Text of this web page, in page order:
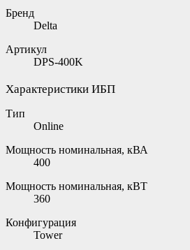
Бренд
Delta
Артикул
DPS-400K
Характеристики ИБП
Тип
Online
Мощность номинальная, кВА
400
Мощность номинальная, кВТ
360
Конфигурация
Tower